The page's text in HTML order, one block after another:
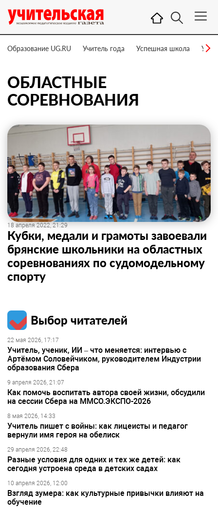
Образование UG.RU Учитель года Успешная школа
ОБЛАСТНЫЕ
СОРЕВНОВАНИЯ
18 апреля 2022, 21:29
Кубки, медали и грамоты завоевали
брянские школьники на областных
соревнованиях по судомодельному
спорту
Выбор читателей
22 мая 2026, 17:17
Учитель, ученик, ИИ – что меняется: интервью с
Артёмом Соловейчиком, руководителем Индустрии
образования Сбера
9 апреля 2026, 21:07
Как помочь воспитать автора своей жизни, обсудили
на сессии Сбера на ММСО.ЭКСПО-2026
8 мая 2026, 14:33
Учитель пишет с войны: как лицеисты и педагог
вернули имя героя на обелиск
29 апреля 2026, 22:48
Разные условия для одних и тех же детей: как
сегодня устроена среда в детских садах
10 апреля 2026, 12:00
Взгляд зумера: как культурные привычки влияют на
обучение